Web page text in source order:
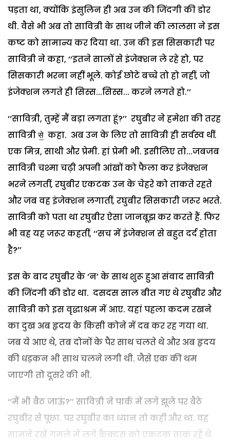
पड़ता था, क्योंकि इंसुलिन ही अब उन की जिंदगी की डोर
थी. वैसे भी अब तो सावित्री के साथ जीने की लालसा ने इस
कष्ट को सामान्य कर दिया था. उन की इस सिसकारी पर
सावित्री ने कहा, ‘‘इतने सालों से इंजेक्शन ले रहे हो, पर
सिसकारी भरना नहीं भूले. कोई छोटे बच्चे तो हो नहीं, जो
इंजेक्शन लगते ही सिस्स...सिस्स... करने लगते हो.’’
‘‘सावित्री, तुम्हें मैं बड़ा लगता हूं?’’ रघुबीर ने हमेशा की तरह
सावित्री से॒ कहा. अब उन के लिए तो सावित्री ही सर्वस्व थीं.
एक मित्र, साथी और प्रेमी. हां प्रेमी भी. इसीलिए तो...जबजब
सावित्री चश्मा चढ़ी अपनी आंखों को फैला कर इंजेक्शन
भरने लगतीं, रघुबीर एकटक उन के चेहरे को ताकते रहते
और जब वह इंजेक्शन लगातीं, रघुबीर सिसकारी जरूर भरते.
सावित्री को पता था रघुबीर ऐसा जानबूझ कर करते हैं. फिर
भी वह यह जरूर कहतीं, ‘‘सच में इंजेक्शन से बहुत दर्द होता
है?’’
इस के बाद रघुबीर के ‘न’ के साथ शुरू हुआ संवाद सावित्री
की जिंदगी की डोर था. दसदस साल बीत गए थे रघुबीर और
सावित्री को इस वृद्धाश्रम में आए. यहां पहला कदम रखने
का दुख अब हृदय के किसी कोने में दब कर रह गया था.
जब ये आए थे, तब दोनों के पैर साथ चलते थे और अब हृदय
की धड़कन भी साथ चलने लगी थी. जैसे एक की थम
जाएगी तो दूसरे की भी.
‘‘मैं भी बैठ जाऊं?’’ सावित्री ने पार्क में लगे झूले पर बैठे
रघुबीर से पूछा. पर रघुबीर का ध्यान तो कहीं और था. वह
सामने रखे गमले में लगे कैक्टस को एकटक ताक रहे थे.